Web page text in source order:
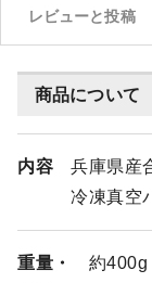
レビューと投稿
商品について
内容
兵庫県産
冷凍真空
重量・
約400g